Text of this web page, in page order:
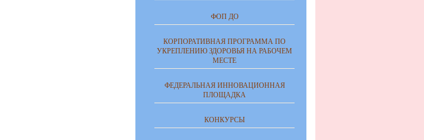
ФОП ДО
КОРПОРАТИВНАЯ ПРОГРАММА ПО
УКРЕПЛЕНИЮ ЗДОРОВЬЯ НА РАБОЧЕМ
МЕСТЕ
ФЕДЕРАЛЬНАЯ ИННОВАЦИОННАЯ
ПЛОЩАДКА
КОНКУРСЫ